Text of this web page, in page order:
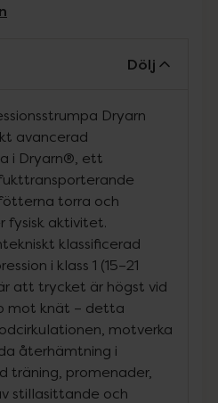
Dölj
Dryarn
avancerad
i Dryarn®, ett
torra och
fysisk aktivitet.
klassificerad
i klass 1 (15–21
att trycket är högst vid
mot knät – detta
motverka
återhämtning i
träning, promenader,
stillasittande och